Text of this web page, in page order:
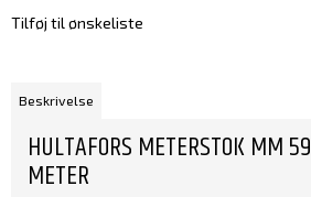
Tilføj til ønskeliste
Beskrivelse
HULTAFORS METERSTOK MM
METER